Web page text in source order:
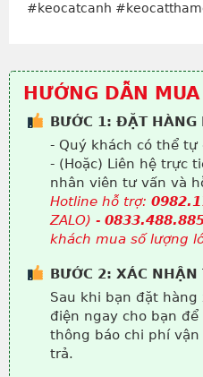
#keocatcanh
HƯỚNG DẪN
BƯỚC 1: ĐẶT HÀNG
- Quý khách có thể
- (Hoặc) Liên hệ trực
nhân viên tư vấn và
Hotline hỗ trợ:
ZALO) -
khách mua số lượng
BƯỚC 2: XÁC NHẬN
Sau khi bạn đặt
điện ngay cho bạn
thông báo chi phí
trả.